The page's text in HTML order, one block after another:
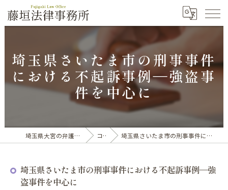
埼玉県さいたま市の刑事事件
における不起訴事例―強盗事
件を中心に
埼玉県大宮の弁護士なら藤垣法律事務所 コラム 埼玉県さいたま市の刑事事件における不起訴事例―強盗事件を中心に
埼玉県さいたま市の刑事事件における不起訴事例―強
盗事件を中心に